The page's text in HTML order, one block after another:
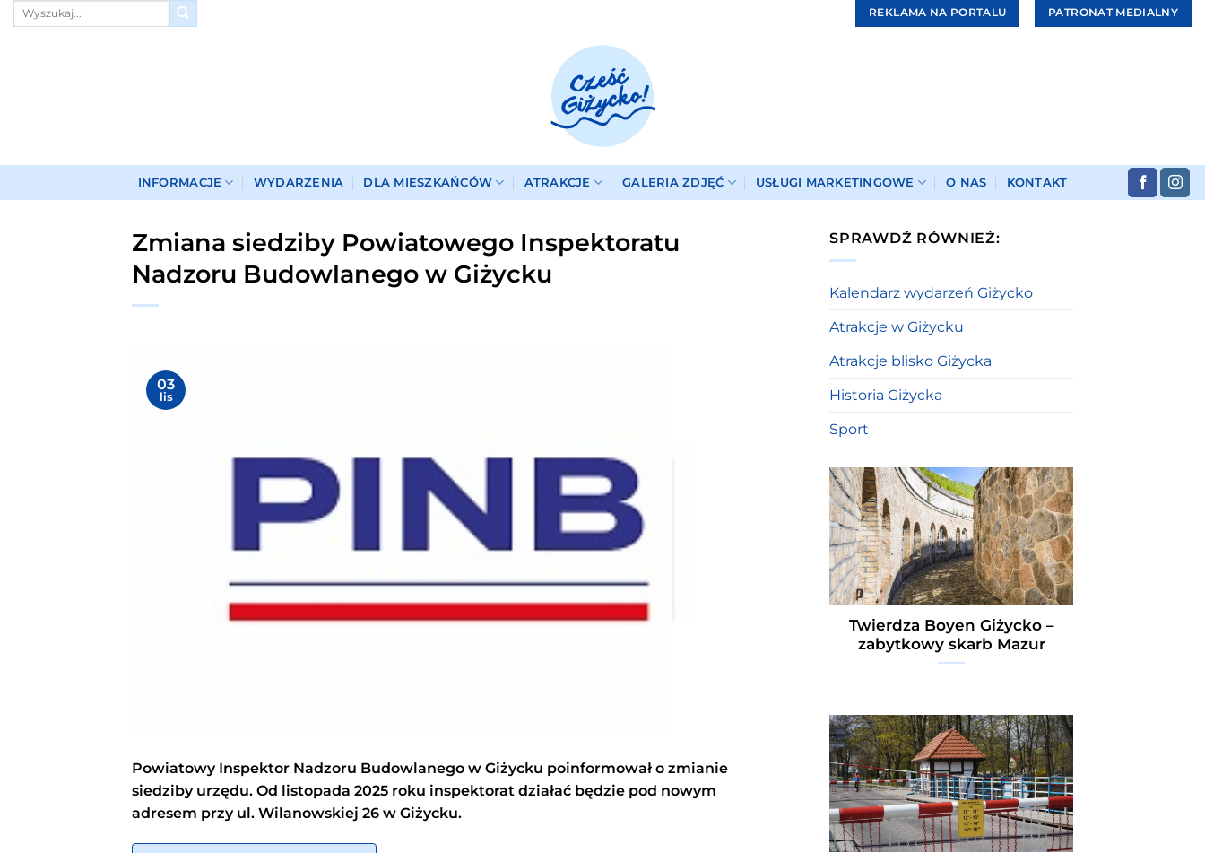
Przewiń
REKLAMA NA PORTALU PATRONAT MEDIALNY
INFORMACJE WYDARZENIA DLA MIESZKAŃCÓW ATRAKCJE GALERIA ZDJĘĆ USŁUGI MARKETINGOWE O NAS KONTAKT
Zmiana siedziby Powiatowego Inspektoratu
Nadzoru Budowlanego w Giżycku
03
lis
Powiatowy Inspektor Nadzoru Budowlanego w Giżycku poinformował o zmianie
siedziby urzędu. Od listopada 2025 roku inspektorat działać będzie pod nowym
adresem przy ul. Wilanowskiej 26 w Giżycku.
SPRAWDŹ RÓWNIEŻ:
Kalendarz wydarzeń Giżycko
Atrakcje w Giżycku
Atrakcje blisko Giżycka
Historia Giżycka
Sport
Twierdza Boyen Giżycko –
zabytkowy skarb Mazur